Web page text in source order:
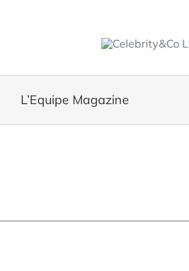
L’Equipe Magazine